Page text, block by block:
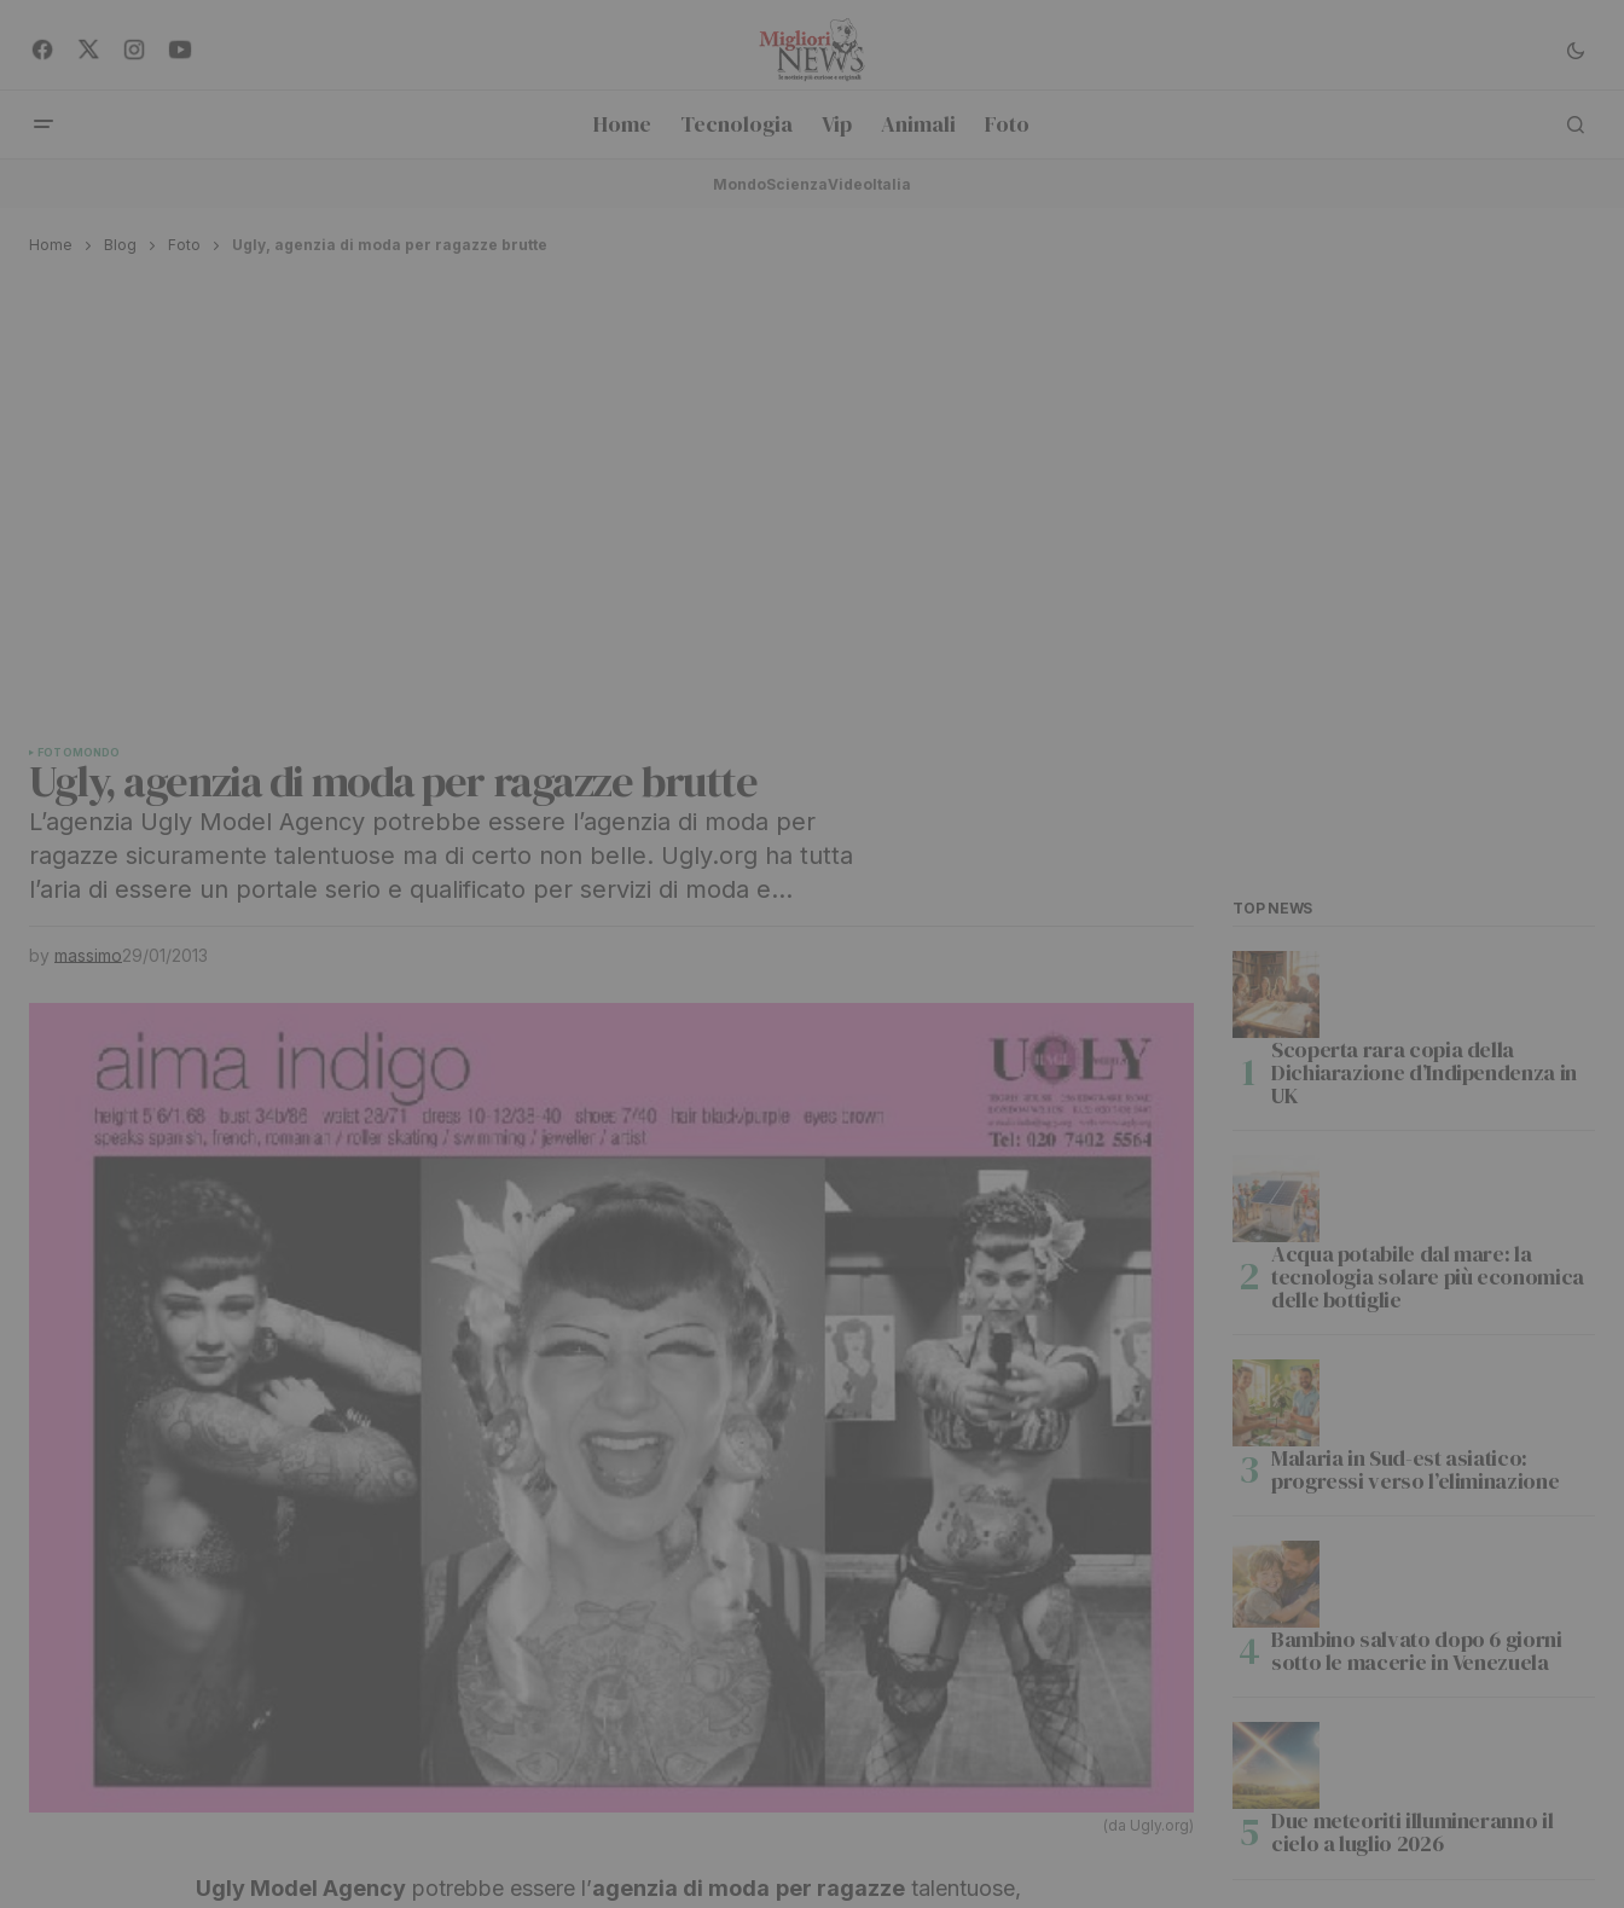
Home Tecnologia Vip Animali Foto
MondoScienzaVideoItalia
Home Blog Foto Ugly, agenzia di moda per ragazze brutte
FOTOMONDO
Ugly, agenzia di moda per ragazze brutte
L’agenzia Ugly Model Agency potrebbe essere l’agenzia di moda per
ragazze sicuramente talentuose ma di certo non belle. Ugly.org ha tutta
l’aria di essere un portale serio e qualificato per servizi di moda e…
by massimo29/01/2013
(da Ugly.org)
Ugly Model Agency potrebbe essere l’agenzia di moda per ragazze talentuose,
TOP NEWS
Scoperta rara copia della
Dichiarazione d’Indipendenza in
UK
Acqua potabile dal mare: la
tecnologia solare più economica
delle bottiglie
Malaria in Sud-est asiatico:
progressi verso l’eliminazione
Bambino salvato dopo 6 giorni
sotto le macerie in Venezuela
Due meteoriti illumineranno il
cielo a luglio 2026